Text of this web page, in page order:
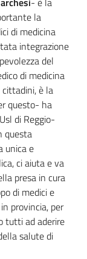
la
di medicina
integrazione
del
di medicina
è la
questo- ha
di Reggio-
questa
unica e
ci aiuta e va
presa in cura
di medici e
provincia, per
tutti ad aderire
salute di